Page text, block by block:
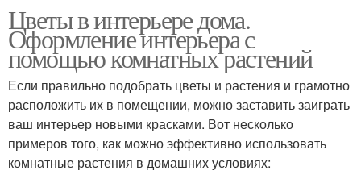
Цветы в интерьере дома.
Оформление интерьера с
помощью комнатных растений
Если правильно подобрать цветы и растения и грамотно
расположить их в помещении, можно заставить заиграть
ваш интерьер новыми красками. Вот несколько
примеров того, как можно эффективно использовать
комнатные растения в домашних условиях: